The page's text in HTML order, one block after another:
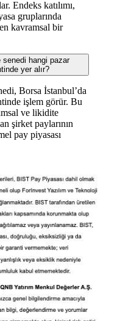
Endeks katılımı,
gruplarında
kavramsal bir
senedi hangi pazar
yer alır?
Borsa İstanbul’da
işlem görür. Bu
ve likidite
şirket paylarının
pay piyasası